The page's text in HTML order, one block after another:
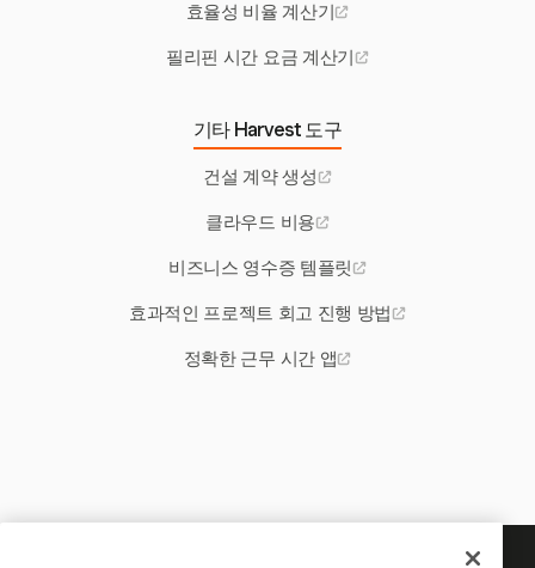
효율성 비율 계산기
필리핀 시간 요금 계산기
기타 Harvest 도구
건설 계약 생성
클라우드 비용
비즈니스 영수증 템플릿
효과적인 프로젝트 회고 진행 방법
정확한 근무 시간 앱